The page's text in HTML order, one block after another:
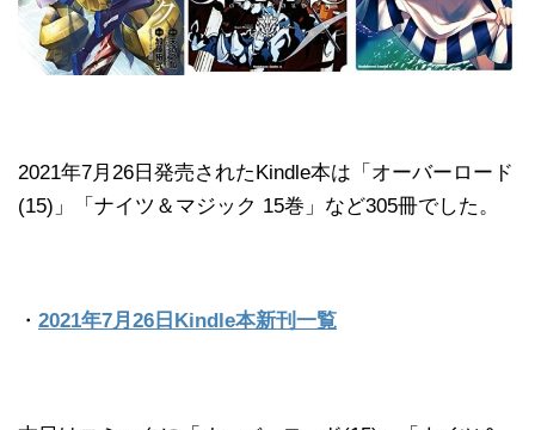
2021年7月26日発売されたKindle本は「オーバーロード
(15)」「ナイツ＆マジック 15巻」など305冊でした。
・ 2021年7月26日Kindle本新刊一覧